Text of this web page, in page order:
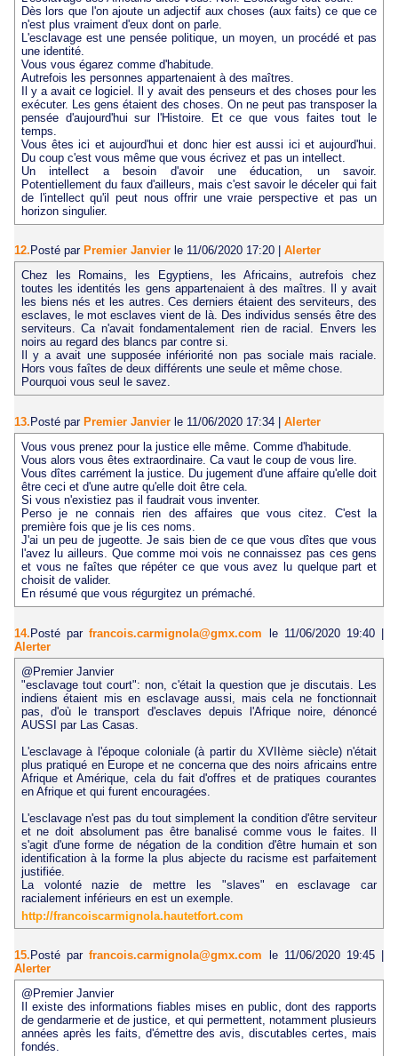
Dès lors que l'on ajoute un adjectif aux choses (aux faits) ce que ce
n'est plus vraiment d'eux dont on parle.
L'esclavage est une pensée politique, un moyen, un procédé et pas
une identité.
Vous vous égarez comme d'habitude.
Autrefois les personnes appartenaient à des maîtres.
Il y a avait ce logiciel. Il y avait des penseurs et des choses pour les
exécuter. Les gens étaient des choses. On ne peut pas transposer la
pensée d'aujourd'hui sur l'Histoire. Et ce que vous faites tout le
temps.
Vous êtes ici et aujourd'hui et donc hier est aussi ici et aujourd'hui.
Du coup c'est vous même que vous écrivez et pas un intellect.
Un intellect a besoin d'avoir une éducation, un savoir.
Potentiellement du faux d'ailleurs, mais c'est savoir le déceler qui fait
de l'intellect qu'il peut nous offrir une vraie perspective et pas un
horizon singulier.
12. Posté par Premier Janvier le 11/06/2020 17:20
Alerter
Chez les Romains, les Egyptiens, les Africains, autrefois chez
toutes les identités les gens appartenaient à des maîtres. Il y avait
les biens nés et les autres. Ces derniers étaient des serviteurs, des
esclaves, le mot esclaves vient de là. Des individus sensés être des
serviteurs. Ca n'avait fondamentalement rien de racial. Envers les
noirs au regard des blancs par contre si.
Il y a avait une supposée infériorité non pas sociale mais raciale.
Hors vous faîtes de deux différents une seule et même chose.
Pourquoi vous seul le savez.
13. Posté par Premier Janvier le 11/06/2020 17:34
Alerter
Vous vous prenez pour la justice elle même. Comme d'habitude.
Vous alors vous êtes extraordinaire. Ca vaut le coup de vous lire.
Vous dîtes carrément la justice. Du jugement d'une affaire qu'elle doit
être ceci et d'une autre qu'elle doit être cela.
Si vous n'existiez pas il faudrait vous inventer.
Perso je ne connais rien des affaires que vous citez. C'est la
première fois que je lis ces noms.
J'ai un peu de jugeotte. Je sais bien de ce que vous dîtes que vous
l'avez lu ailleurs. Que comme moi vois ne connaissez pas ces gens
et vous ne faîtes que répéter ce que vous avez lu quelque part et
choisit de valider.
En résumé que vous régurgitez un prémaché.
14.Posté parfrancois.carmignola@gmx.com le 11/06/2020 19:40 |
Alerter
@Premier Janvier
"esclavage tout court": non, c'était la question que je discutais. Les
indiens étaient mis en esclavage aussi, mais cela ne fonctionnait
pas, d'où le transport d'esclaves depuis l'Afrique noire, dénoncé
AUSSI par Las Casas.
L'esclavage à l'époque coloniale (à partir du XVIIème siècle) n'était
plus pratiqué en Europe et ne concerna que des noirs africains entre
Afrique et Amérique, cela du fait d'offres et de pratiques courantes
en Afrique et qui furent encouragées.
L'esclavage n'est pas du tout simplement la condition d'être serviteur
et ne doit absolument pas être banalisé comme vous le faites. Il
s'agit d'une forme de négation de la condition d'être humain et son
identification à la forme la plus abjecte du racisme est parfaitement
justifiée.
La volonté nazie de mettre les "slaves" en esclavage car
racialement inférieurs en est un exemple.
http://francoiscarmignola.hautetfort.com
15. Posté parfrancois.carmignola@gmx.com le 11/06/2020 19:45
Alerter
@Premier Janvier
Il existe des informations fiables mises en public, dont des rapports
de gendarmerie et de justice, et qui permettent, notamment plusieurs
années après les faits, d'émettre des avis, discutables certes, mais
fondés.